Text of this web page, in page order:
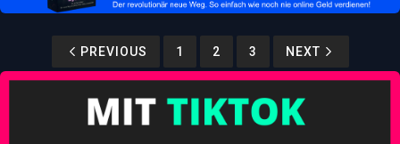
PREVIOUS 1 2 3 NEXT